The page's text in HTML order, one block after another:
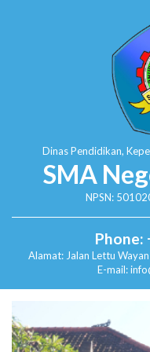
Dinas Pendidikan,
SMA
NPSN:
Phone:
Alamat: Jalan Lettu
E-mail: